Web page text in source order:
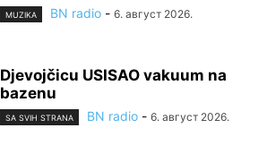
MUZIKA BN radio - 6. август 2026.
Djevojčicu USISAO vakuum na
bazenu
SA SVIH STRANA BN radio - 6. август 2026.